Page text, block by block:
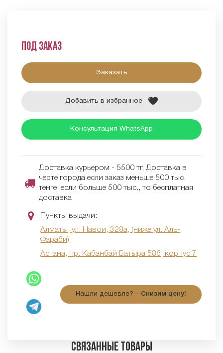
Под заказ
Заказать
Добавить в избранное
Консультация WhatsApp
Доставка курьером - 5500 тг. Доставка в
черте города если заказ меньше 500 тыс.
тенге, если больше 500 тыс., то бесплатная
доставка
Пункты выдачи:
Алматы, ул. Навои, 328а, (ниже ул. Аль-
Фараби)
Астана, пр. Кабанбай Батыра 58б, корпус 7
Нашли дешевле? – Снизим цену!
Связанные товары